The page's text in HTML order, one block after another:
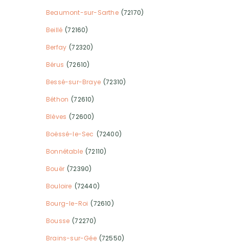
Beaumont-sur-Sarthe (72170)
Beillé (72160)
Berfay (72320)
Bérus (72610)
Bessé-sur-Braye (72310)
Béthon (72610)
Blèves (72600)
Boëssé-le-Sec (72400)
Bonnétable (72110)
Bouër (72390)
Bouloire (72440)
Bourg-le-Roi (72610)
Bousse (72270)
Brains-sur-Gée (72550)